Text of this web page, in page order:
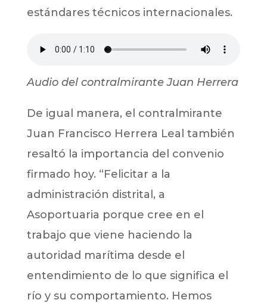
estándares técnicos internacionales.
Audio del contralmirante Juan Herrera
De igual manera, el contralmirante
Juan Francisco Herrera Leal también
resaltó la importancia del convenio
firmado hoy. “Felicitar a la
administración distrital, a
Asoportuaria porque cree en el
trabajo que viene haciendo la
autoridad marítima desde el
entendimiento de lo que significa el
río y su comportamiento. Hemos